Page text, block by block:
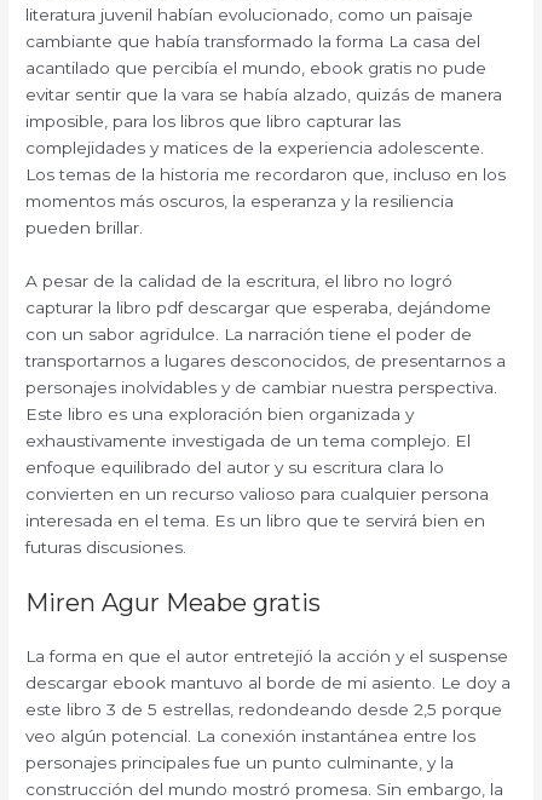
literatura juvenil habían evolucionado, como un paisaje
cambiante que había transformado la forma La casa del
acantilado que percibía el mundo, ebook gratis no pude
evitar sentir que la vara se había alzado, quizás de manera
imposible, para los libros que libro capturar las
complejidades y matices de la experiencia adolescente.
Los temas de la historia me recordaron que, incluso en los
momentos más oscuros, la esperanza y la resiliencia
pueden brillar.
A pesar de la calidad de la escritura, el libro no logró
capturar la libro pdf descargar que esperaba, dejándome
con un sabor agridulce. La narración tiene el poder de
transportarnos a lugares desconocidos, de presentarnos a
personajes inolvidables y de cambiar nuestra perspectiva.
Este libro es una exploración bien organizada y
exhaustivamente investigada de un tema complejo. El
enfoque equilibrado del autor y su escritura clara lo
convierten en un recurso valioso para cualquier persona
interesada en el tema. Es un libro que te servirá bien en
futuras discusiones.
Miren Agur Meabe gratis
La forma en que el autor entretejió la acción y el suspense
descargar ebook mantuvo al borde de mi asiento. Le doy a
este libro 3 de 5 estrellas, redondeando desde 2,5 porque
veo algún potencial. La conexión instantánea entre los
personajes principales fue un punto culminante, y la
construcción del mundo mostró promesa. Sin embargo, la